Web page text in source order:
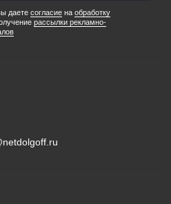
даете согласие на обработку
рассылки рекламно-